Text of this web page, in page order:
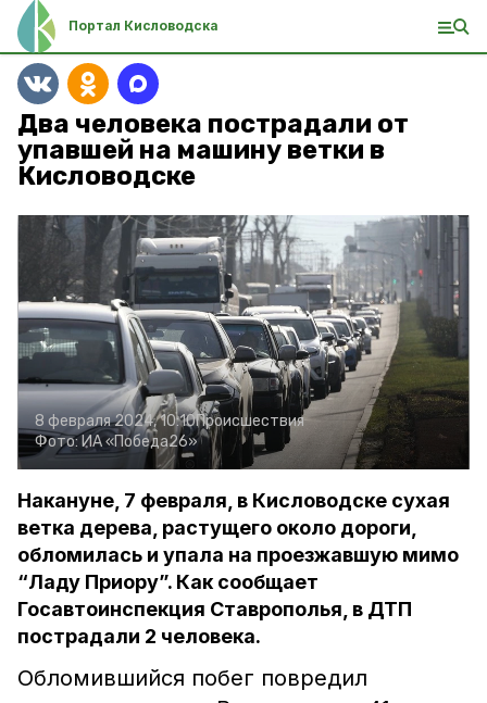
Портал Кисловодска
Два человека пострадали от
упавшей на машину ветки в
Кисловодске
8 февраля 2024, 10:10Происшествия
Фото: ИА «Победа26»
Накануне, 7 февраля, в Кисловодске сухая
ветка дерева, растущего около дороги,
обломилась и упала на проезжавшую мимо
“Ладу Приору”. Как сообщает
Госавтоинспекция Ставрополья, в ДТП
пострадали 2 человека.
Обломившийся побег повредил